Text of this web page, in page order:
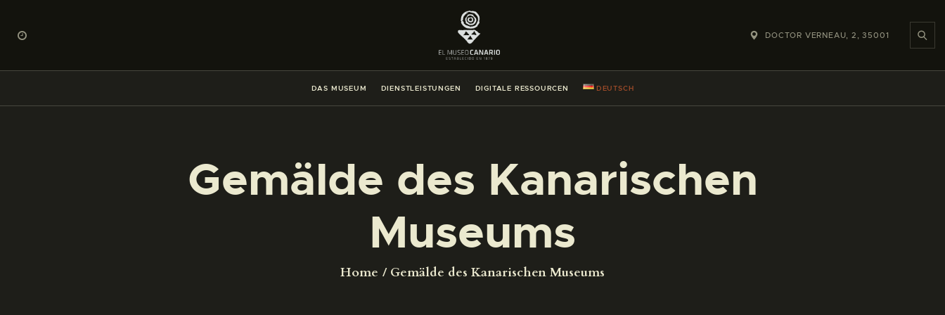
DOCTOR VERNEAU, 2, 35001
DAS MUSEUM DIENSTLEISTUNGEN DIGITALE RESSOURCEN DEUTSCH
Gemälde des Kanarischen
Museums
Home Gemälde des Kanarischen Museums
DIENSTLEISTUNGEN
DIGITALE RESSOURCEN
DAS MUSEUM
DIENSTLEISTUNGEN